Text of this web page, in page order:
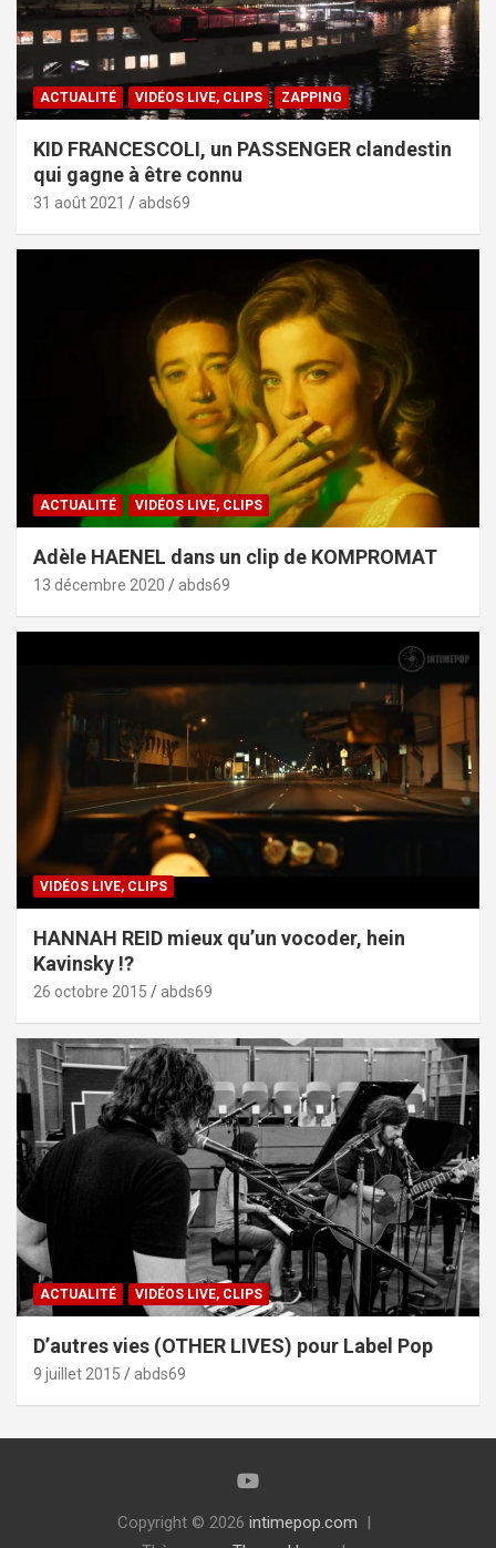
ACTUALITÉ VIDÉOS LIVE, CLIPS ZAPPING
KID FRANCESCOLI, un PASSENGER clandestin
qui gagne à être connu
31 août 2021 abds69
ACTUALITÉ VIDÉOS LIVE, CLIPS
Adèle HAENEL dans un clip de KOMPROMAT
13 décembre 2020 abds69
VIDÉOS LIVE, CLIPS
HANNAH REID mieux qu’un vocoder, hein
Kavinsky !?
26 octobre 2015 abds69
ACTUALITÉ VIDÉOS LIVE, CLIPS
D’autres vies (OTHER LIVES) pour Label Pop
9 juillet 2015 abds69
Copyright © 2026 intimepop.com